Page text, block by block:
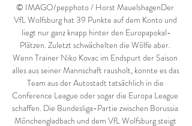
© IMAGO/pepphoto / Horst MauelshagenDer
VfL Wolfsburg hat 39 Punkte auf dem Konto und
liegt nur ganz knapp hinter den Europapokal-
Plätzen. Zuletzt schwächelten die Wölfe aber.
Wenn Trainer Niko Kovac im Endspurt der Saison
alles aus seiner Mannschaft rausholt, konnte es das
Team aus der Autostadt tatsächlich in die
Conference League oder sogar die Europa League
schaffen. Die Bundesliga-Partie zwischen Borussia
Mönchengladbach und dem VfL Wolfsburg steigt